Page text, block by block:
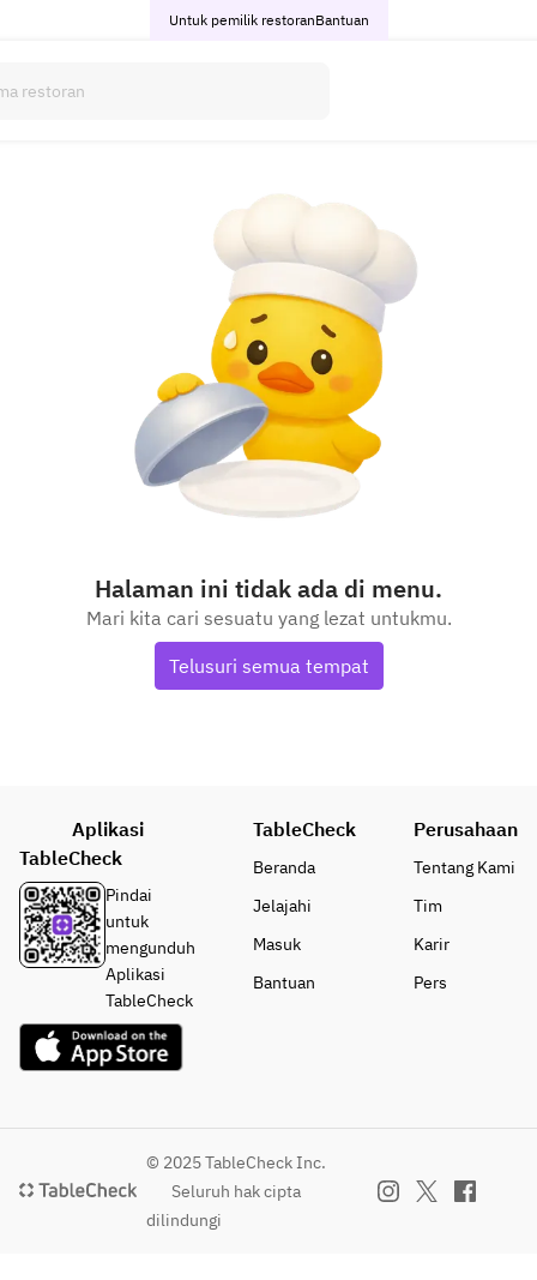
Untuk pemilik restoranBantuan
Halaman ini tidak ada di menu.
Mari kita cari sesuatu yang lezat untukmu.
Telusuri semua tempat
Aplikasi
TableCheck
Pindai
untuk
mengunduh
Aplikasi
TableCheck
TableCheck
Beranda
Jelajahi
Masuk
Bantuan
Perusahaan
Tentang Kami
Tim
Karir
Pers
© 2025 TableCheck Inc.
Seluruh hak cipta
dilindungi